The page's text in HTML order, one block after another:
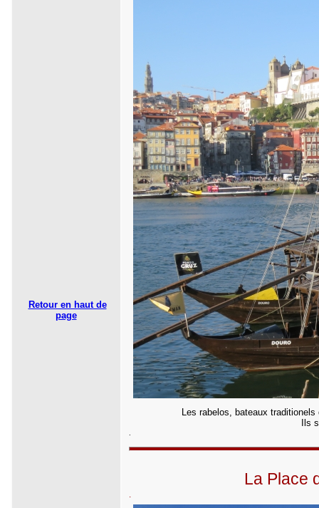
Retour en haut de
page
Les rabelos, bateaux
Ils
La Place
.